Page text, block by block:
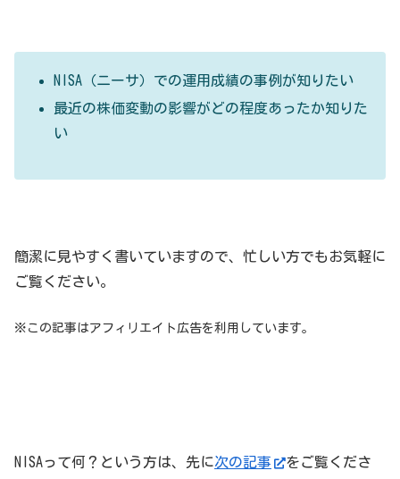
NISA（ニーサ）での運用成績の事例が知りたい
最近の株価変動の影響がどの程度あったか知りた
い
簡潔に見やすく書いていますので、忙しい方でもお気軽に
ご覧ください。
※この記事はアフィリエイト広告を利用しています。
NISAって何？という方は、先に次の記事
をご覧くださ